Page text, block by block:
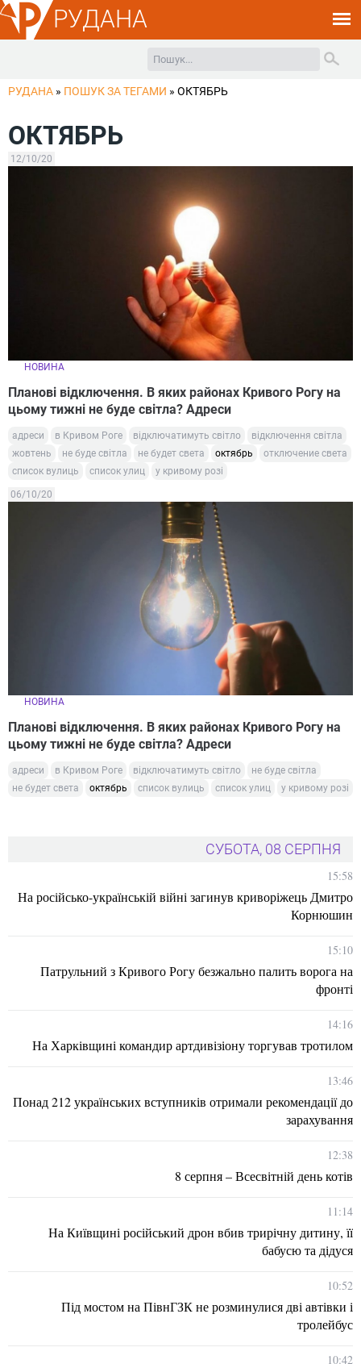
РУДАНА
РУДАНА » ПОШУК ЗА ТЕГАМИ » ОКТЯБРЬ
ОКТЯБРЬ
12/10/20
НОВИНА
Планові відключення. В яких районах Кривого Рогу на
цьому тижні не буде світла? Адреси
адреси в Кривом Роге відключатимуть світло
відключення світла
жовтень
не буде світла не будет света октябрь
отключение света
список вулиць
список улиц у кривому розі
06/10/20
НОВИНА
Планові відключення. В яких районах Кривого Рогу на
цьому тижні не буде світла? Адреси
адреси в Кривом Роге відключатимуть світло
не буде світла
не будет света
октябрь список вулиць список улиц у кривому розі
СУБОТА, 08 СЕРПНЯ
15:58
На російсько-українській війні загинув криворіжець Дмитро
Корнюшин
15:10
Патрульний з Кривого Рогу безжально палить ворога на
фронті
14:16
На Харківщині командир артдивізіону торгував тротилом
13:46
Понад 212 українських вступників отримали рекомендації до
зарахування
12:38
8 серпня – Всесвітній день котів
11:14
На Київщині російський дрон вбив трирічну дитину, її
бабусю та дідуся
10:52
Під мостом на ПівнГЗК не розминулися дві автівки і
тролейбус
10:42